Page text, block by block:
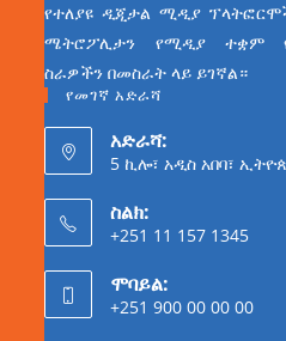
የተለያዩ ዲጂታል ሚዲያ
ሜትሮፖሊታን የሚዲያ ተቋም
ስራዎችን በመስራት ላይ ይገኛል።
የመገኛ አድራሻ
አድራሻ:
5 ኪሎ፣ አዲስ አበባ፣
ስልክ:
+251 11 157 1345
ሞባይል:
+251 900 00 00 00